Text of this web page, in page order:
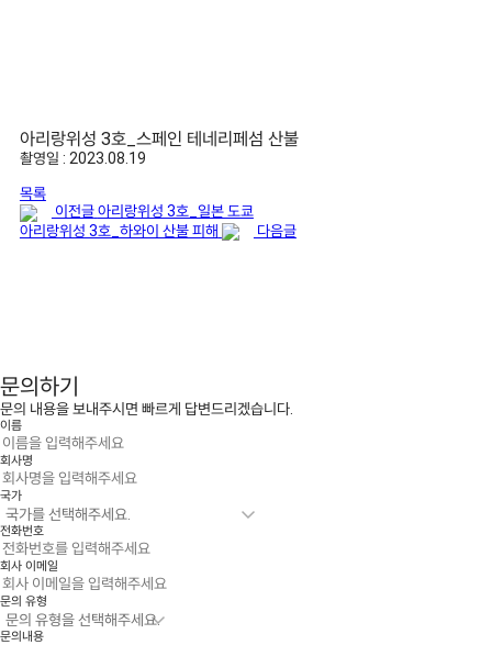
아리랑위성 3호_스페인 테네리페섬 산불
촬영일 : 2023.08.19
목록
이전글아리랑위성 3호_일본 도쿄
아리랑위성 3호_하와이 산불 피해
다음글
문의하기
문의 내용을 보내주시면 빠르게 답변드리겠습니다.
이름
회사명
국가
전화번호
회사 이메일
문의 유형
문의내용